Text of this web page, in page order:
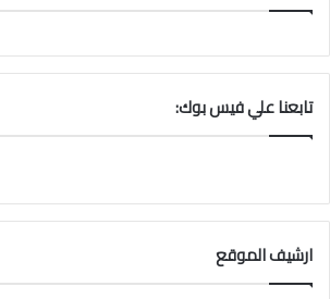
تابعنا علي فيس بوك:
ارشيف الموقع